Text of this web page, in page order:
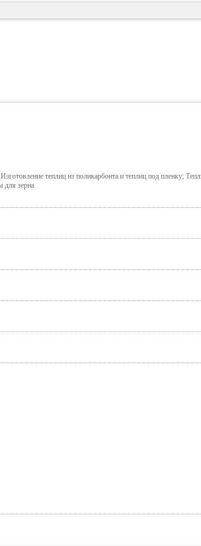
теплиц из поликарбонта и теплиц под пленку;
для зерна